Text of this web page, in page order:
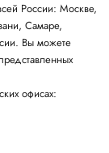
России: Москве,
Самаре,
Вы можете
офисах: